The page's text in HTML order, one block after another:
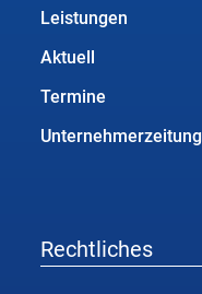
Leistungen
Aktuell
Termine
Unternehmerzeitung
Rechtliches